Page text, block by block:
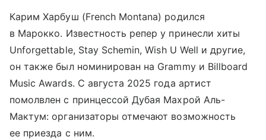
Карим Харбуш (French Montana) родился
в Марокко. Известность репер у принесли хиты
Unforgettable, Stay Schemin, Wish U Well и другие,
он также был номинирован на Grammy и Billboard
Music Awards. С августа 2025 года артист
помолвлен с принцессой Дубая Махрой Аль-
Мактум: организаторы отмечают возможность
ее приезда с ним.